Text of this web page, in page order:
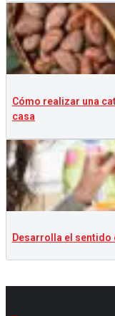
Cómo realizar una
casa
Desarrolla el sentido